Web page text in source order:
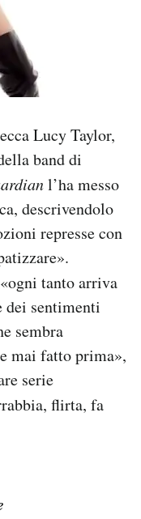
Lucy Taylor,
band di
l’ha messo
descrivendolo
represse con
tanto arriva
dei sentimenti
sembra
mai fatto prima»,
serie
flirta, fa